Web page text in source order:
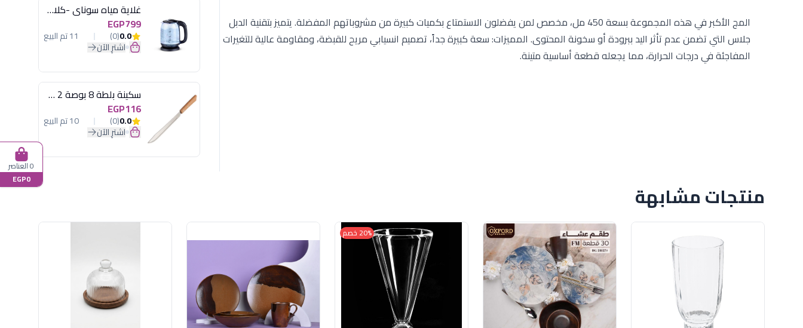
المج الأكبر في هذه المجموعة بسعة 450 مل، مخصص لمن يفضلون الاستمتاع بكميات كبيرة من مشروباتهم المفضلة. يتميز بتقنية الدبل
جلاس التي تضمن عدم تأثر اليد ببرودة أو سخونة المحتوى. المميزات: سعة كبيرة جداً، تصميم انسيابي مريح للقبضة، ومقاومة عالية للتغيرات
المفاجئة في درجات الحرارة، مما يجعله قطعة أساسية متينة.
غلاية مياه سوناي -كلاسيك 2200 وات، 1.7 لتر زجاج اضائة ليد - MAR-3752
EGP799
0.0
(0) 11 تم البيع
اشترِ الآن
سكينة بلطة 8 بوصة 2 مسمار
EGP116
0.0
(0) 10 تم البيع
اشترِ الآن
منتجات مشابهة
20% خصم
0 العناصر
EGP0